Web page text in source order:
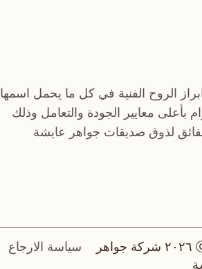
الروح الفنية في كل ما يحمل اسمها
بأعلى معايير الجودة والتعامل وذلك
لذوق صديقات جواهر عايشة
حقوق الملكية الفكرية ⓒ ٢٠٢٦ شركة جواهر
سياسة الارجاع